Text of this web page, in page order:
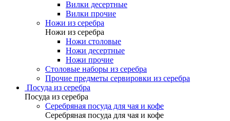
Вилки десертные
Вилки прочие
Ножи из серебра
Ножи из серебра
Ножи столовые
Ножи десертные
Ножи прочие
Столовые наборы из серебра
Прочие предметы сервировки из серебра
Посуда из серебра
Посуда из серебра
Серебряная посуда для чая и кофе
Серебряная посуда для чая и кофе